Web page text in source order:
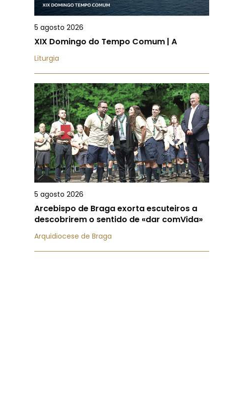
5 agosto 2026
XIX Domingo do Tempo Comum | A
Liturgia
5 agosto 2026
Arcebispo de Braga exorta escuteiros a
descobrirem o sentido de «dar comVida»
Arquidiocese de Braga